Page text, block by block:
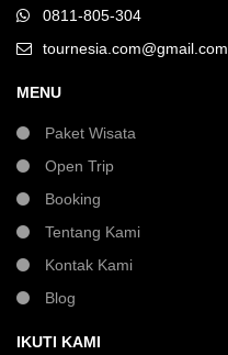
0811-805-304
tournesia.com@gmail.com
MENU
Paket Wisata
Open Trip
Booking
Tentang Kami
Kontak Kami
Blog
IKUTI KAMI